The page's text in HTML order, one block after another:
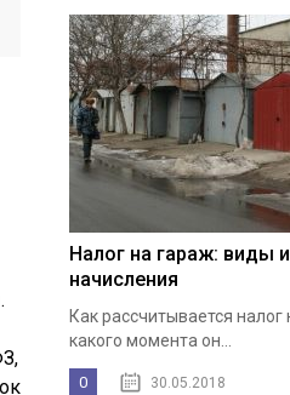
Налог на гараж: виды
начисления
Как рассчитывается налог
какого момента он...
0 30.05.2018